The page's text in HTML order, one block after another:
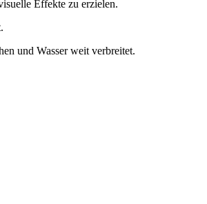
Effekte zu erzielen.
und Wasser weit verbreitet.